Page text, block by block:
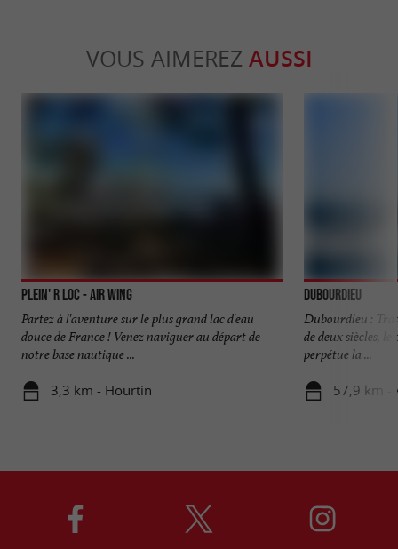
VOUS AIMEREZ AUSSI
Plein' R Loc - Air Wing
Partez à l'aventure sur le plus grand lac d'eau
douce de France ! Venez naviguer au départ de
notre base nautique ...
3,3 km - Hourtin
Dubourdieu
Dubourdieu :
de deux siècles,
perpétue la ...
57,9 km -